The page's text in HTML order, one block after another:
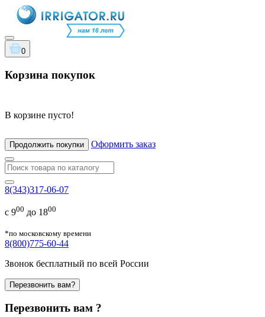
0
Корзина покупок
В корзине пусто!
Продолжить покупки Оформить заказ
8(343)317-06-07
с 900 до 1800
*по московскому времени
8(800)775-60-44
Звонок бесплатный по всей России
Перезвонить вам?
Перезвонить вам ?